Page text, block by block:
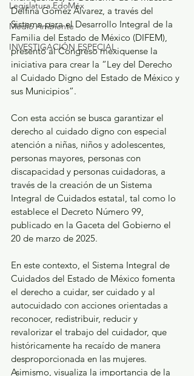
Legislatura EdoMéx
Medio Ambiente
INVESTIGACIÓN ESPECIAL
Delfina Gómez Álvarez, a través del
Sistema para el Desarrollo Integral de la
Familia del Estado de México (DIFEM),
presentó al Congreso mexiquense la
iniciativa para crear la “Ley del Derecho
al Cuidado Digno del Estado de México y
sus Municipios”.
Con esta acción se busca garantizar el
derecho al cuidado digno con especial
atención a niñas, niños y adolescentes,
personas mayores, personas con
discapacidad y personas cuidadoras, a
través de la creación de un Sistema
Integral de Cuidados estatal, tal como lo
establece el Decreto Número 99,
publicado en la Gaceta del Gobierno el
20 de marzo de 2025.
En este contexto, el Sistema Integral de
Cuidados del Estado de México fomenta
el derecho a cuidar, ser cuidado y al
autocuidado con acciones orientadas a
reconocer, redistribuir, reducir y
revalorizar el trabajo del cuidador, que
históricamente ha recaído de manera
desproporcionada en las mujeres.
Asimismo, visualiza la importancia de la